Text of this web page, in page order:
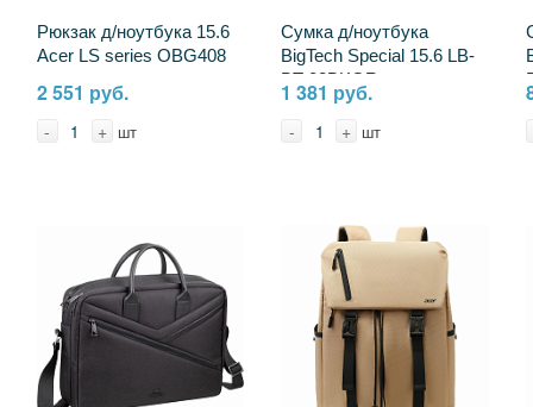
Рюкзак д/ноутбука 15.6
Acer LS series OBG408
(ZL.BAGEE.00R)черн
2200809
2 551 руб.
- + шт
Сумка д/ноутбука
BigTech Special 15.6 LB-
BT-02BKGR, черно-
серый 2094188
1 381 руб.
- + шт